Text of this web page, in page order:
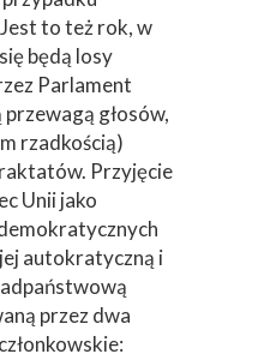
to też rok, w
będą losy
Parlament
głosów,
rzadkością)
Przyjęcie
Unii jako
autokratyczną i
przez dwa